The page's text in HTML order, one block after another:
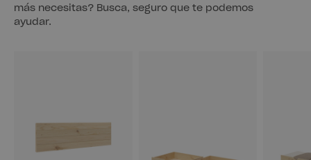
más necesitas? Busca, seguro que te podemos
ayudar.